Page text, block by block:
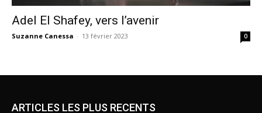
Adel El Shafey, vers l’avenir
Suzanne Canessa - 13 février 2023 0
ARTICLES LES PLUS RECENTS